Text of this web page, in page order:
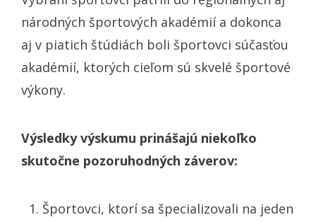
národných športových akadémií a dokonca
aj v piatich štúdiách boli športovci súčasťou
akadémií, ktorých cieľom sú skvelé športové
výkony.
Výsledky výskumu prinášajú niekoľko
skutočne pozoruhodných záverov:
Športovci, ktorí sa špecializovali na jeden